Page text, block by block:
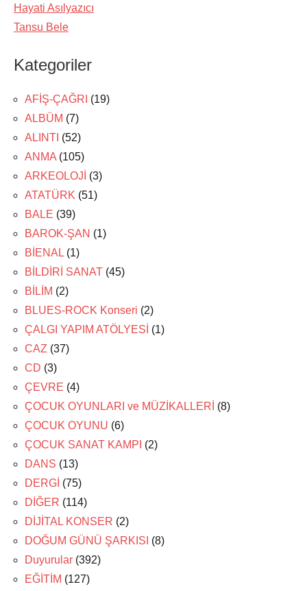
Hayati Asılyazıcı
Tansu Bele
Kategoriler
AFİŞ-ÇAĞRI (19)
ALBÜM (7)
ALINTI (52)
ANMA (105)
ARKEOLOJİ (3)
ATATÜRK (51)
BALE (39)
BAROK-ŞAN (1)
BİENAL (1)
BİLDİRİ SANAT (45)
BİLİM (2)
BLUES-ROCK Konseri (2)
ÇALGI YAPIM ATÖLYESİ (1)
CAZ (37)
CD (3)
ÇEVRE (4)
ÇOCUK OYUNLARI ve MÜZİKALLERİ (8)
ÇOCUK OYUNU (6)
ÇOCUK SANAT KAMPI (2)
DANS (13)
DERGİ (75)
DİĞER (114)
DİJİTAL KONSER (2)
DOĞUM GÜNÜ ŞARKISI (8)
Duyurular (392)
EĞİTİM (127)